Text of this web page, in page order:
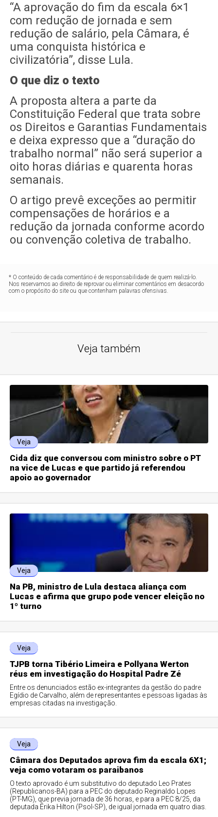
“A aprovação do fim da escala 6×1
com redução de jornada e sem
redução de salário, pela Câmara, é
uma conquista histórica e
civilizatória”, disse Lula.
O que diz o texto
A proposta altera a parte da
Constituição Federal que trata sobre
os Direitos e Garantias Fundamentais
e deixa expresso que a “duração do
trabalho normal” não será superior a
oito horas diárias e quarenta horas
semanais.
O artigo prevê exceções ao permitir
compensações de horários e a
redução da jornada conforme acordo
ou convenção coletiva de trabalho.
* O conteúdo de cada comentário é de responsabilidade de quem realizá-lo.
Nos reservamos ao direito de reprovar ou eliminar comentários em desacordo
com o propósito do site ou que contenham palavras ofensivas.
Veja também
Veja
Cida diz que conversou com ministro sobre o PT
na vice de Lucas e que partido já referendou
apoio ao governador
Veja
Na PB, ministro de Lula destaca aliança com
Lucas e afirma que grupo pode vencer eleição no
1º turno
Veja
TJPB torna Tibério Limeira e Pollyana Werton
réus em investigação do Hospital Padre Zé
Entre os denunciados estão ex-integrantes da gestão do padre
Egídio de Carvalho, além de representantes e pessoas ligadas às
empresas citadas na investigação.
Veja
Câmara dos Deputados aprova fim da escala 6X1;
veja como votaram os paraibanos
O texto aprovado é um substitutivo do deputado Leo Prates
(Republicanos-BA) para a PEC do deputado Reginaldo Lopes
(PT-MG), que previa jornada de 36 horas, e para a PEC 8/25, da
deputada Érika Hilton (Psol-SP), de igual jornada em quatro dias.